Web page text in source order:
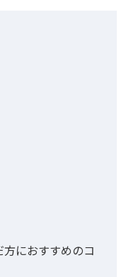
におすすめのコ